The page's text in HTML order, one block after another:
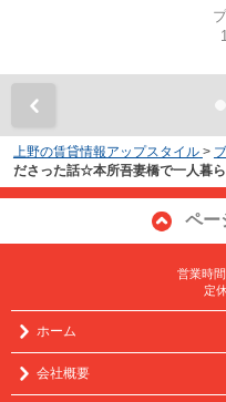
上野の賃貸情報アップスタイル >
ださった話☆本所吾妻橋で一人暮
ペー
営業時
定
ホーム
会社概要